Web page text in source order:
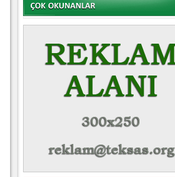
Teksas tribünlerinin sevilen isimlerinde
Bursasporumuzun önü açılsın is
Hoş geldin Alaz Bebek!
Teksas.org sistem yöneticisi, ekibimizin
Hoş geldin Göktuğ Bebek!
Teksas.org ekibimizden ve tribünlerimizi
Teksas tribünlerinden Basri İleri'nin dü